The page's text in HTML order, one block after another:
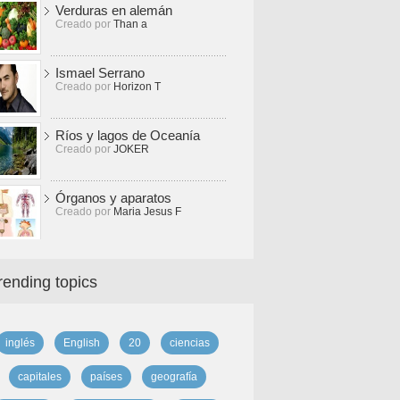
Verduras en alemán
Creado por Than a
Ismael Serrano
Creado por Horizon T
Ríos y lagos de Oceanía
Creado por JOKER
Órganos y aparatos
Creado por Maria Jesus F
topics
inglés English 20 ciencias
capitales países geografía